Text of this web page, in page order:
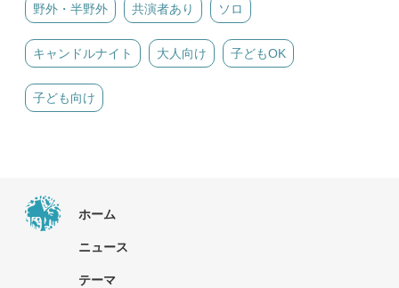
野外・半野外 共演者あり ソロ
キャンドルナイト 大人向け 子どもOK
子ども向け
ホーム
ニュース
テーマ